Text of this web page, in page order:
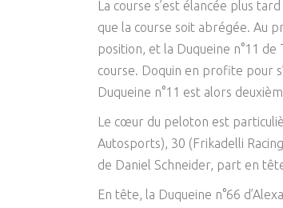
La course s’est élancée plus
que la course soit abrégée. Au
position, et la Duqueine n°11
course. Doquin en profite pour
Duqueine n°11 est alors
Le cœur du peloton est
Autosports), 30 (Frikadelli
de Daniel Schneider, part en
En tête, la Duqueine n°66